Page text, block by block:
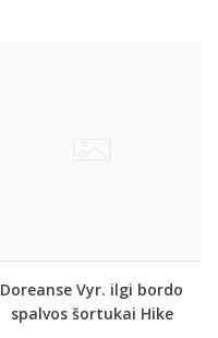
Doreanse Vyr. ilgi bordo
spalvos šortukai Hike